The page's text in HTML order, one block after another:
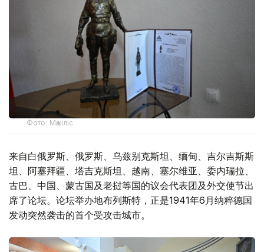
Фото: Мәжіліс
来自白俄罗斯、俄罗斯、乌兹别克斯坦、缅甸、吉尔吉斯斯
坦、阿塞拜疆、塔吉克斯坦、越南、塞尔维亚、委内瑞拉、
古巴、中国、蒙古国及老挝等国的议会代表团及外交使节出
席了论坛。论坛举办地布列斯特，正是1941年6月纳粹德国
发动突然袭击的首个受攻击城市。